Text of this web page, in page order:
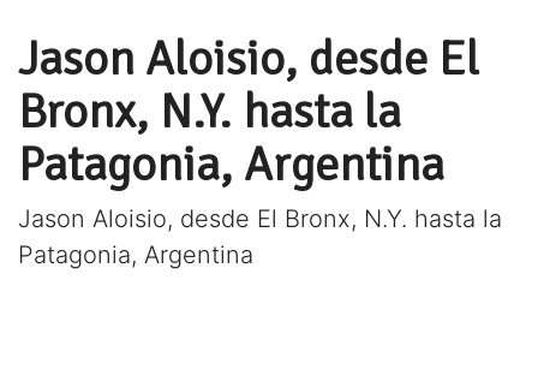
Jason Aloisio, desde El
Bronx, N.Y. hasta la
Patagonia, Argentina
Jason Aloisio, desde El Bronx, N.Y. hasta la
Patagonia, Argentina